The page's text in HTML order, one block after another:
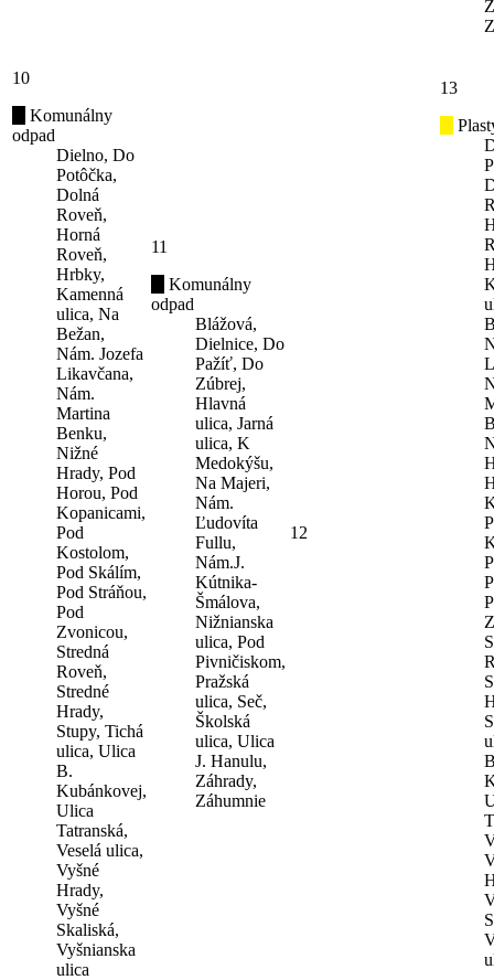
10
Komunálny
odpad
Dielno, Do
Potôčka,
Dolná
Roveň,
Horná
Roveň,
Hrbky,
Kamenná
ulica, Na
Bežan,
Nám. Jozefa
Likavčana,
Nám.
Martina
Benku,
Nižné
Hrady, Pod
Horou, Pod
Kopanicami,
Pod
Kostolom,
Pod Skálím,
Pod Stráňou,
Pod
Zvonicou,
Stredná
Roveň,
Stredné
Hrady,
Stupy, Tichá
ulica, Ulica
B.
Kubánkovej,
Ulica
Tatranská,
Veselá ulica,
Vyšné
Hrady,
Vyšné
Skaliská,
Vyšnianska
ulica
11
Komunálny
odpad
Blážová,
Dielnice, Do
Pažíť, Do
Zúbrej,
Hlavná
ulica, Jarná
ulica, K
Medokýšu,
Na Majeri,
Nám.
Ľudovíta
Fullu,
Nám.J.
Kútnika-
Šmálova,
Nižnianska
ulica, Pod
Pivničiskom,
Pražská
ulica, Seč,
Školská
ulica, Ulica
J. Hanulu,
Záhrady,
Záhumnie
12
13